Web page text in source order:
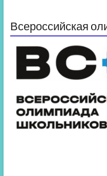
Всероссийская